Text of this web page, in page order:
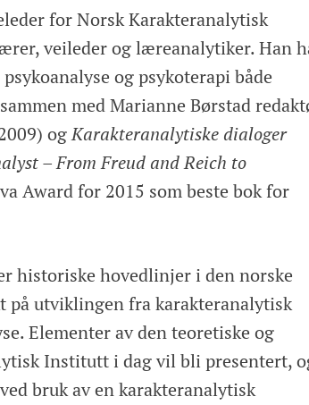
for Norsk Karakteranalytisk
veileder og læreanalytiker. Han
og psykoterapi både
med Marianne Børstad
ogKarakteranalytiske dialoger
– From Freud and Reich to
Award for 2015 som beste bok for
historiske hovedlinjer i den norske
på utviklingen fra karakteranalytisk
Elementer av den teoretiske og
Institutt i dag vil bli presentert,
bruk av en karakteranalytisk